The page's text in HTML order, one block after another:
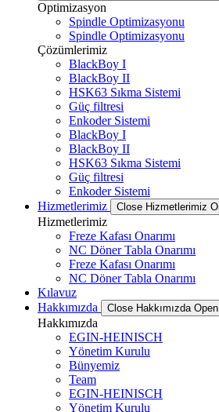
Optimizasyon
Spindle Optimizasyonu
Spindle Optimizasyonu
Çözümlerimiz
BlackBoy I
BlackBoy II
HSK63 Sıkma Sistemi
Güç filtresi
Enkoder Sistemi
BlackBoy I
BlackBoy II
HSK63 Sıkma Sistemi
Güç filtresi
Enkoder Sistemi
Hizmetlerimiz
Close Hizmetlerimiz
Hizmetlerimiz
Freze Kafası Onarımı
NC Döner Tabla Onarımı
Freze Kafası Onarımı
NC Döner Tabla Onarımı
Kılavuz
Hakkımızda
Close Hakkımızda
Hakkımızda
EGIN-HEINISCH
Yönetim Kurulu
Bünyemiz
Team
EGIN-HEINISCH
Yönetim Kurulu